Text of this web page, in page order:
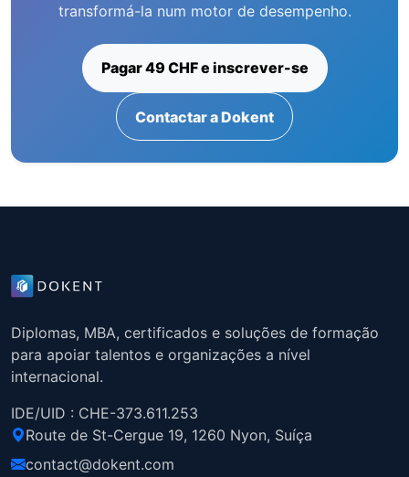
transformá-la num motor de desempenho.
Pagar 49 CHF e inscrever-se
Contactar a Dokent
Diplomas, MBA, certificados e soluções de formação
para apoiar talentos e organizações a nível
internacional.
IDE/UID : CHE-373.611.253
Route de St-Cergue 19, 1260 Nyon, Suíça
contact@dokent.com